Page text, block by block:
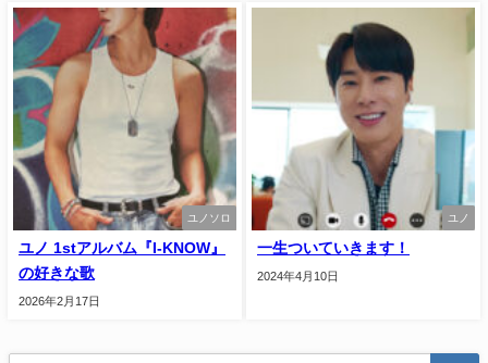
ユノソロ
ユノ 1stアルバム『I-KNOW』
の好きな歌
2026年2月17日
ユノ
一生ついていきます！
2024年4月10日